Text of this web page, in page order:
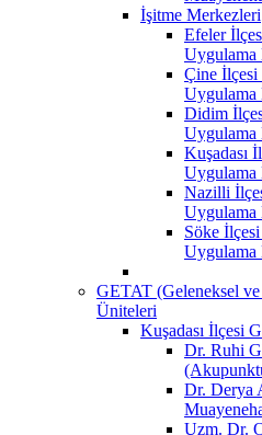
İşitme Merkezleri
Efeler
Uygulama
Çine İlçesi
Uygulama
Didim
Uygulama
Kuşadası
Uygulama
Nazilli
Uygulama
Söke İlçesi
Uygulama
GETAT (Geleneksel ve
Üniteleri
Kuşadası İlçesi
Dr. Ruhi
Dr. Derya
Uzm. Dr.